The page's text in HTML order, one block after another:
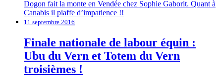
Dogon fait la monte en Vendée chez Sophie Gaborit. Quant à
Canabis il piaffe d’impatience !!
11 septembre 2016
Finale nationale de labour équin :
Ubu du Vern et Totem du Vern
troisièmes !